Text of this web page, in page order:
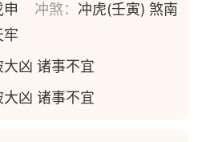
申 冲煞： 冲虎(壬寅) 煞南
牢
大凶 诸事不宜
大凶 诸事不宜